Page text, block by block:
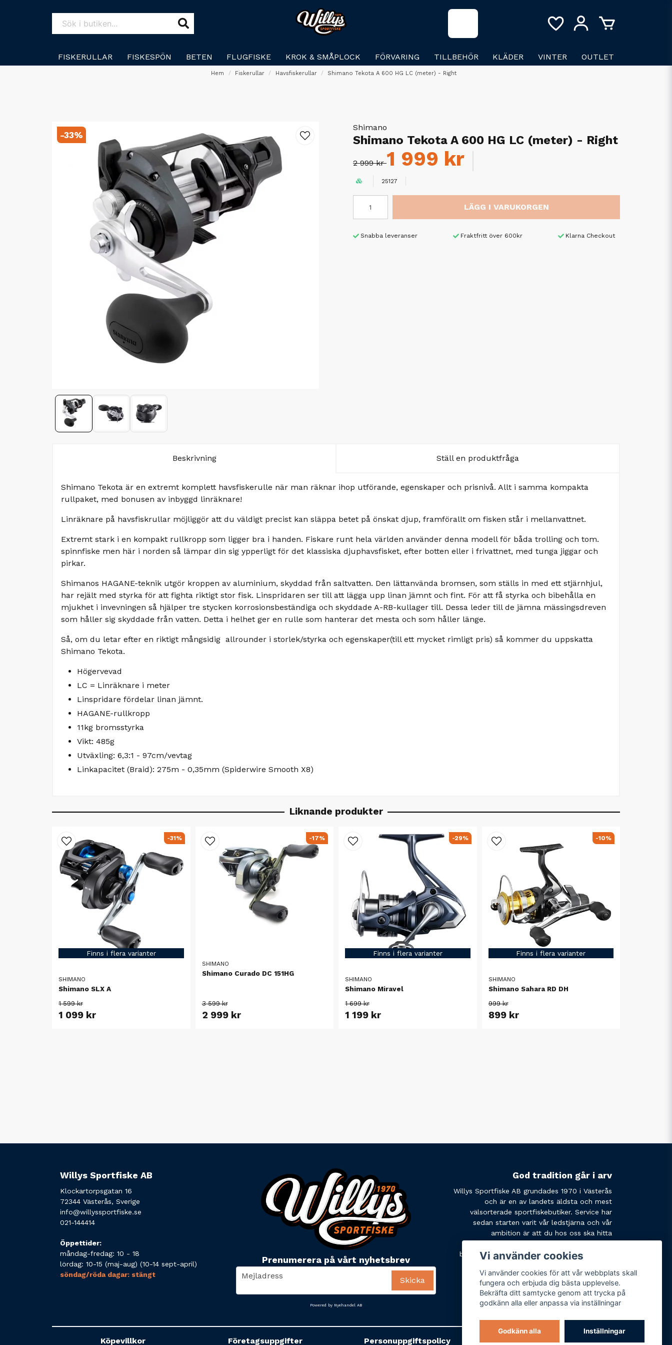
FISKERULLAR FISKESPÖN BETEN FLUGFISKE KROK & SMÅPLOCK FÖRVARING TILLBEHÖR KLÄDER VINTER OUTLET
Hem Fiskerullar Havsfiskerullar Shimano Tekota A 600 HG LC (meter) - Right
-33%
Shimano
Shimano Tekota A 600 HG LC (meter) - Right
2 999 kr1 999 kr
25127
LÄGG I VARUKORGEN
Snabba leveranser Fraktfritt över 600kr Klarna Checkout
Beskrivning Ställ en produktfråga
Shimano Tekota är en extremt komplett havsfiskerulle när man räknar ihop utförande, egenskaper och prisnivå. Allt i samma kompakta
rullpaket, med bonusen av inbyggd linräknare!
Linräknare på havsfiskrullar möjliggör att du väldigt precist kan släppa betet på önskat djup, framförallt om fisken står i mellanvattnet.
Extremt stark i en kompakt rullkropp som ligger bra i handen. Fiskare runt hela världen använder denna modell för båda trolling och tom.
spinnfiske men här i norden så lämpar din sig ypperligt för det klassiska djuphavsfisket, efter botten eller i frivattnet, med tunga jiggar och
pirkar.
Shimanos HAGANE-teknik utgör kroppen av aluminium, skyddad från saltvatten. Den lättanvända bromsen, som ställs in med ett stjärnhjul,
har rejält med styrka för att fighta riktigt stor fisk. Linspridaren ser till att lägga upp linan jämnt och fint. För att få styrka och bibehålla en
mjukhet i invevningen så hjälper tre stycken korrosionsbeständiga och skyddade A-RB-kullager till. Dessa leder till de jämna mässingsdreven
som håller sig skyddade från vatten. Detta i helhet ger en rulle som hanterar det mesta och som håller länge.
Så, om du letar efter en riktigt mångsidig allrounder i storlek/styrka och egenskaper(till ett mycket rimligt pris) så kommer du uppskatta
Shimano Tekota.
Högervevad
LC = Linräknare i meter
Linspridare fördelar linan jämnt.
HAGANE-rullkropp
11kg bromsstyrka
Vikt: 485g
Utväxling: 6,3:1 - 97cm/vevtag
Linkapacitet (Braid): 275m - 0,35mm (Spiderwire Smooth X8)
Liknande produkter
Finns i flera varianter
SHIMANO
Shimano SLX A
1 599 kr
1 099 kr
-31%
SHIMANO
Shimano Curado DC 151HG
3 599 kr
2 999 kr
-17%
Finns i flera varianter
SHIMANO
Shimano Miravel
1 699 kr
1 199 kr
-29%
Finns i flera varianter
SHIMANO
Shimano Sahara RD DH
999 kr
899 kr
-10%
Willys Sportfiske AB
Klockartorpsgatan 16
72344 Västerås, Sverige
info@willyssportfiske.se
021-144414
Öppettider:
måndag-fredag: 10 - 18
lördag: 10-15 (maj-aug) (10-14 sept-april)
söndag/röda dagar: stängt
Prenumerera på vårt nyhetsbrev
email
Mejladress Skicka
God tradition går i arv
Willys Sportfiske AB grundades 1970 i Västerås
och är en av landets äldsta och mest
välsorterade sportfiskebutiker. Service har
sedan starten varit vår ledstjärna och vår
ambition är att du hos oss ska hitta
behöver. Tveka inte att slå oss en signal eller
Powered by Nyehandel AB
Köpevillkor Företagsuppgifter Personuppgiftspolicy Varumärken
Vi använder cookies
Vi använder cookies för att vår webbplats skall
fungera och erbjuda dig bästa upplevelse.
Bekräfta ditt samtycke genom att trycka på
godkänn alla eller anpassa via inställningar
Godkänn alla Inställningar